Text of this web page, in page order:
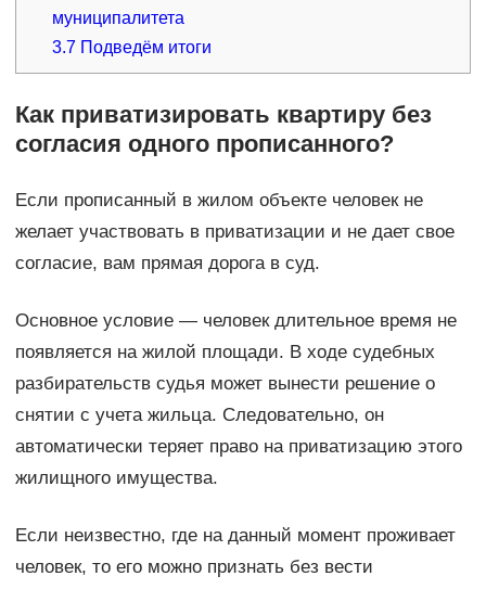
муниципалитета
3.7 Подведём итоги
Как приватизировать квартиру без
согласия одного прописанного?
Если прописанный в жилом объекте человек не
желает участвовать в приватизации и не дает свое
согласие, вам прямая дорога в суд.
Основное условие — человек длительное время не
появляется на жилой площади. В ходе судебных
разбирательств судья может вынести решение о
снятии с учета жильца. Следовательно, он
автоматически теряет право на приватизацию этого
жилищного имущества.
Если неизвестно, где на данный момент проживает
человек, то его можно признать без вести